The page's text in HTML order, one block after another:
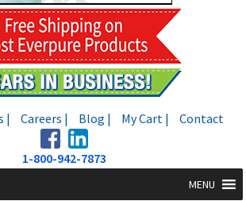
| Careers | Blog | My Cart | Contact
1-800-942-7873
MENU